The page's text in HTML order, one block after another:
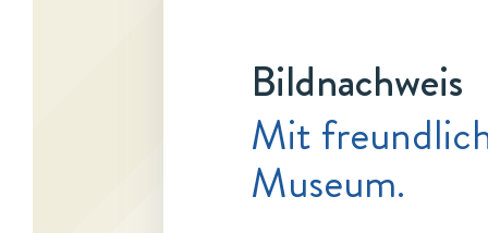
Bildnachweis
Mit
Museum.